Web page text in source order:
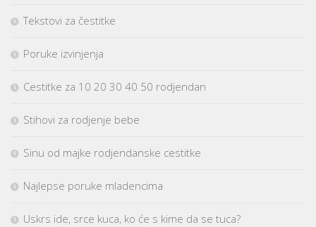
Tekstovi za čestitke
Poruke izvinjenja
Cestitke za 10 20 30 40 50 rodjendan
Stihovi za rodjenje bebe
Sinu od majke rodjendanske cestitke
Najlepse poruke mladencima
Uskrs ide, srce kuca, ko će s kime da se tuca?